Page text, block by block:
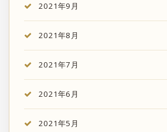
2021年9月
2021年8月
2021年7月
2021年6月
2021年5月